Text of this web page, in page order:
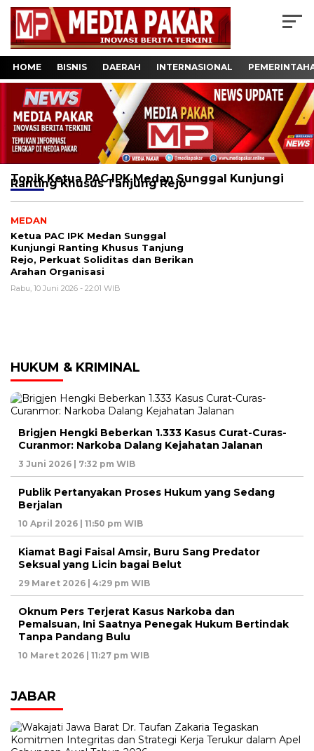
HOME BISNIS DAERAH INTERNASIONAL
Topik Ketua PAC IPK Medan Sunggal Kunjungi
Ranting Khusus Tanjung Rejo
MEDAN
Ketua PAC IPK Medan Sunggal
Kunjungi Ranting Khusus Tanjung
Rejo, Perkuat Soliditas dan Berikan
Arahan Organisasi
Rabu, 10 Juni 2026 - 22:01 WIB
HUKUM & KRIMINAL
Brigjen Hengki Beberkan 1.333 Kasus Curat-Curas-
Curanmor: Narkoba Dalang Kejahatan Jalanan
3 Juni 2026 | 7:32 pm WIB
Publik Pertanyakan Proses Hukum yang Sedang
Berjalan
10 April 2026 | 11:50 pm WIB
Kiamat Bagi Faisal Amsir, Buru Sang Predator
Seksual yang Licin bagai Belut
29 Maret 2026 | 4:29 pm WIB
Oknum Pers Terjerat Kasus Narkoba dan
Pemalsuan, Ini Saatnya Penegak Hukum Bertindak
Tanpa Pandang Bulu
10 Maret 2026 | 11:27 pm WIB
JABAR